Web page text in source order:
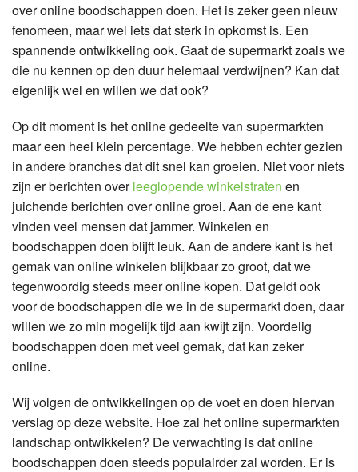
over online boodschappen doen. Het is zeker geen nieuw
fenomeen, maar wel iets dat sterk in opkomst is. Een
spannende ontwikkeling ook. Gaat de supermarkt zoals we
die nu kennen op den duur helemaal verdwijnen? Kan dat
eigenlijk wel en willen we dat ook?
Op dit moment is het online gedeelte van supermarkten
maar een heel klein percentage. We hebben echter gezien
in andere branches dat dit snel kan groeien. Niet voor niets
zijn er berichten overleeglopende winkelstraten en
juichende berichten over online groei. Aan de ene kant
vinden veel mensen dat jammer. Winkelen en
boodschappen doen blijft leuk. Aan de andere kant is het
gemak van online winkelen blijkbaar zo groot, dat we
tegenwoordig steeds meer online kopen. Dat geldt ook
voor de boodschappen die we in de supermarkt doen, daar
willen we zo min mogelijk tijd aan kwijt zijn. Voordelig
boodschappen doen met veel gemak, dat kan zeker
online.
Wij volgen de ontwikkelingen op de voet en doen hiervan
verslag op deze website. Hoe zal het online supermarkten
landschap ontwikkelen? De verwachting is dat online
boodschappen doen steeds populairder zal worden. Er is